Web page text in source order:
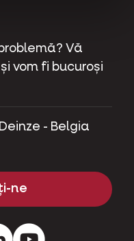
Vă
vom fi bucuroși
- Belgia
ne
LinkedInYoutube